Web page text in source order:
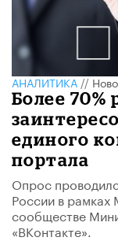
АНАЛИТИКА//
Более 70%
единого
портала
Опрос
России в
сообществе
«ВКонтакте».